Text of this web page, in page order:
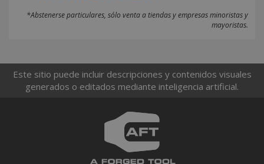
*Abstenerse particulares, sólo venta a tiendas y empresas minoristas y
mayoristas.
Este sitio puede incluir descripciones y contenidos visuales
generados o editados mediante inteligencia artificial.